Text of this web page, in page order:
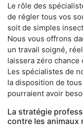
Le rôle des
de régler tous vos
soit de simples
Nous vous offrons
un travail soigné,
laissera zéro chance
Les spécialistes de
la disposition de
pourraient avoir
La stratégie
contre les animaux